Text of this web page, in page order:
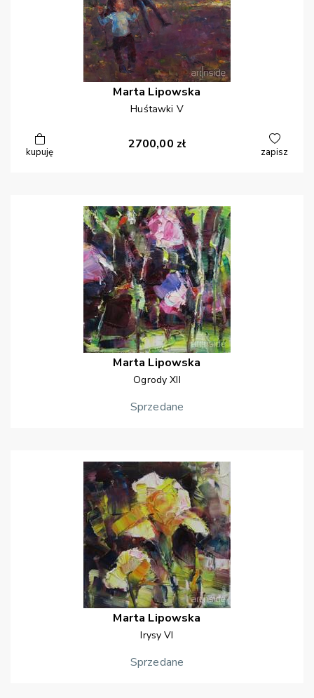
Marta Lipowska
Huśtawki V
kupuję
2700,00 zł
zapisz
Marta Lipowska
Ogrody XII
Sprzedane
Marta Lipowska
Irysy VI
Sprzedane